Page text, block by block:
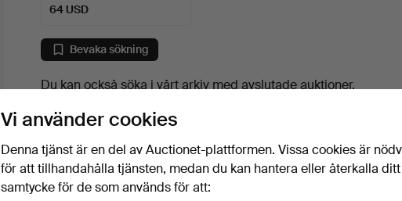
64 USD
Bevaka sökning
Du kan också söka ivårt arkiv med avslutade auktioner.
Vi använder cookies
Denna tjänst är en del av Auctionet-plattformen. Vissa cookies är
för att tillhandahålla tjänsten, medan du kan hantera eller återkalla ditt
samtycke för de som används för att: